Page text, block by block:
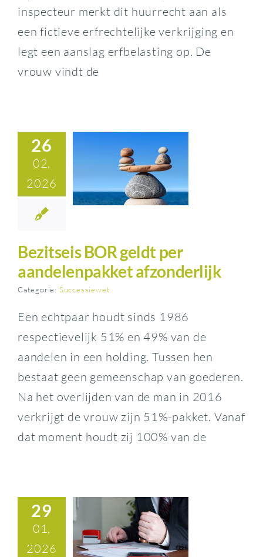
inspecteur merkt dit huurrecht aan als
een fictieve erfrechtelijke verkrijging en
legt een aanslag erfbelasting op. De
vrouw vindt de
26
02,
2026
Bezitseis BOR geldt per
aandelenpakket afzonderlijk
Categorie: Successiewet
Een echtpaar houdt sinds 1986
respectievelijk 51% en 49% van de
aandelen in een holding. Tussen hen
bestaat geen gemeenschap van goederen.
Na het overlijden van de man in 2016
verkrijgt de vrouw zijn 51%-pakket. Vanaf
dat moment houdt zij 100% van de
29
01,
2026